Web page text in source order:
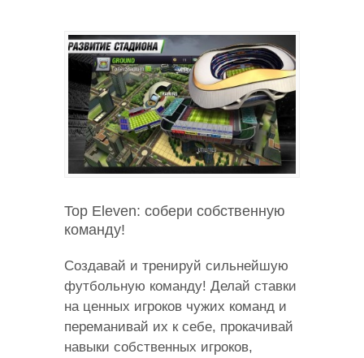
Top Eleven: собери собственную
команду!
Создавай и тренируй сильнейшую
футбольную команду! Делай ставки
на ценных игроков чужих команд и
переманивай их к себе, прокачивай
навыки собственных игроков,